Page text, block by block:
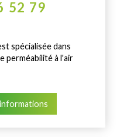
52 79
spécialisée dans
perméabilité à l'air